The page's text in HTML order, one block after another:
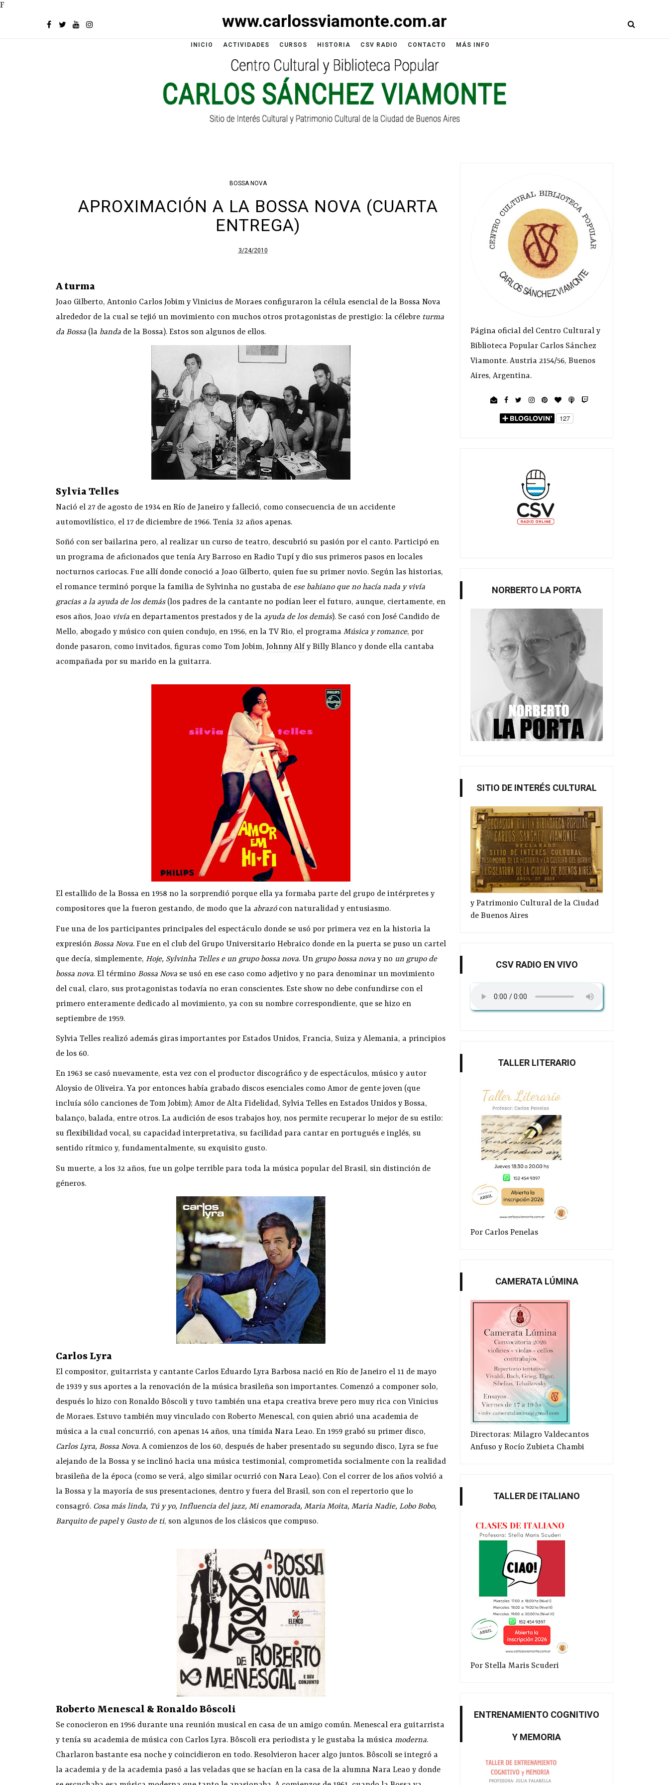
F
www.carlossviamonte.com.ar
INICIO ACTIVIDADES CURSOS HISTORIA CSV RADIO CONTACTO MÁS INFO
BOSSA NOVA
APROXIMACIÓN A LA BOSSA NOVA (CUARTA
ENTREGA)
3/24/2010
A turma
Joao Gilberto, Antonio Carlos Jobim y Vinicius de Moraes configuraron la célula esencial de la Bossa Nova
alrededor de la cual se tejió un movimiento con muchos otros protagonistas de prestigio: la célebre turma
da Bossa (la banda de la Bossa). Estos son algunos de ellos.
Sylvia Telles
Nació el 27 de agosto de 1934 en Río de Janeiro y falleció, como consecuencia de un accidente
automovilístico, el 17 de diciembre de 1966. Tenía 32 años apenas.
Soñó con ser bailarina pero, al realizar un curso de teatro, descubrió su pasión por el canto. Participó en
un programa de aficionados que tenía Ary Barroso en Radio Tupí y dio sus primeros pasos en locales
nocturnos cariocas. Fue allí donde conoció a Joao Gilberto, quien fue su primer novio. Según las historias,
el romance terminó porque la familia de Sylvinha no gustaba de ese bahiano que no hacía nada y vivía
gracias a la ayuda de los demás (los padres de la cantante no podían leer el futuro, aunque, ciertamente, en
esos años, Joao vivía en departamentos prestados y de la ayuda de los demás). Se casó con José Candido de
Mello, abogado y músico con quien condujo, en 1956, en la TV Rio, el programa Música y romance, por
donde pasaron, como invitados, figuras como Tom Jobim, Johnny Alf y Billy Blanco y donde ella cantaba
acompañada por su marido en la guitarra.
El estallido de la Bossa en 1958 no la sorprendió porque ella ya formaba parte del grupo de intérpretes y
compositores que la fueron gestando, de modo que la abrazócon naturalidad y entusiasmo.
Fue una de los participantes principales del espectáculo donde se usó por primera vez en la historia la
expresión Bossa Nova. Fue en el club del Grupo Universitario Hebraico donde en la puerta se puso un cartel
que decía, simplemente, Hoje, Sylvinha Telles e un grupo bossa nova. Un grupo bossa nova y no un grupo de
bossa nova. El término Bossa Nova se usó en ese caso como adjetivo y no para denominar un movimiento
del cual, claro, sus protagonistas todavía no eran conscientes. Este show no debe confundirse con el
primero enteramente dedicado al movimiento, ya con su nombre correspondiente, que se hizo en
septiembre de 1959.
Sylvia Telles realizó además giras importantes por Estados Unidos, Francia, Suiza y Alemania, a principios
de los 60.
En 1963 se casó nuevamente, esta vez con el productor discográfico y de espectáculos, músico y autor
Aloysio de Oliveira. Ya por entonces había grabado discos esenciales como Amor de gente joven (que
incluía sólo canciones de Tom Jobim); Amor de Alta Fidelidad, Sylvia Telles en Estados Unidos y Bossa,
balanço, balada, entre otros. La audición de esos trabajos hoy, nos permite recuperar lo mejor de su estilo:
su flexibilidad vocal, su capacidad interpretativa, su facilidad para cantar en portugués e inglés, su
sentido rítmico y, fundamentalmente, su exquisito gusto.
Su muerte, a los 32 años, fue un golpe terrible para toda la música popular del Brasil, sin distinción de
géneros.
Carlos Lyra
El compositor, guitarrista y cantante Carlos Eduardo Lyra Barbosa nació en Río de Janeiro el 11 de mayo
de 1939 y sus aportes a la renovación de la música brasileña son importantes. Comenzó a componer solo,
después lo hizo con Ronaldo Bôscoli y tuvo también una etapa creativa breve pero muy rica con Vinicius
de Moraes. Estuvo también muy vinculado con Roberto Menescal, con quien abrió una academia de
música a la cual concurrió, con apenas 14 años, una tímida Nara Leao. En 1959 grabó su primer disco,
Carlos Lyra, Bossa Nova. A comienzos de los 60, después de haber presentado su segundo disco, Lyra se fue
alejando de la Bossa y se inclinó hacia una música testimonial, comprometida socialmente con la realidad
brasileña de la época (como se verá, algo similar ocurrió con Nara Leao). Con el correr de los años volvió a
la Bossa y la mayoría de sus presentaciones, dentro y fuera del Brasil, son con el repertorio que lo
consagró. Cosa más linda, Tú y yo, Influencia del jazz, Mi enamorada, Maria Moita, Maria Nadie, Lobo Bobo,
Barquito de papely Gusto de ti, son algunos de los clásicos que compuso.
Roberto Menescal & Ronaldo Bôscoli
Se conocieron en 1956 durante una reunión musical en casa de un amigo común. Menescal era guitarrista
y tenía su academia de música con Carlos Lyra. Bôscoli era periodista y le gustaba la música moderna.
Charlaron bastante esa noche y coincidieron en todo. Resolvieron hacer algo juntos. Bôscoli se integró a
la academia y de la academia pasó a las veladas que se hacían en la casa de la alumna Nara Leao y donde
Página oficial del Centro Cultural y
Biblioteca Popular Carlos Sánchez
Viamonte. Austria 2154/56, Buenos
Aires, Argentina.
NORBERTO LA PORTA
SITIO DE INTERÉS CULTURAL
y Patrimonio Cultural de la Ciudad
de Buenos Aires
CSV RADIO EN VIVO
TALLER LITERARIO
Por Carlos Penelas
CAMERATA LÚMINA
Directoras: Milagro Valdecantos
Anfuso y Rocío Zubieta Chambi
TALLER DE ITALIANO
Por Stella Maris Scuderi
ENTRENAMIENTO COGNITIVO
Y MEMORIA